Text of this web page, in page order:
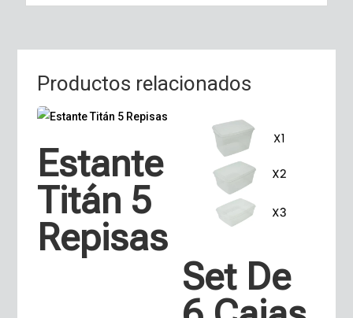
Productos relacionados
Estante
Titán 5
Repisas
Set De